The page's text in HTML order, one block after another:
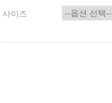
사이즈